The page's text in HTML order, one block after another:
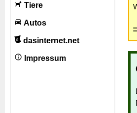
Tiere
Autos
dasinternet.net
Impressum